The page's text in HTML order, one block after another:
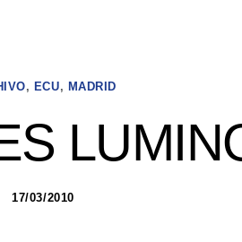
, ECU, MADRID
17/03/2010